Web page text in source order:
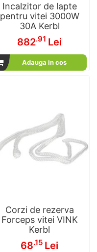
Incalzitor de lapte
pentru vitei 3000W
30A Kerbl
882.91 Lei
Adauga in cos
Corzi de rezerva
Forceps vitei VINK
Kerbl
68.15 Lei